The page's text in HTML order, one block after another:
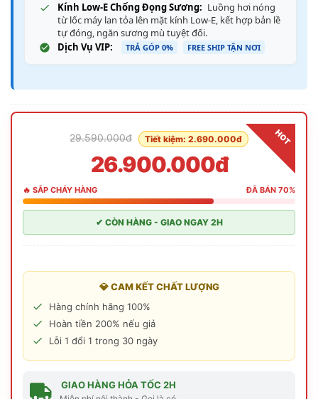
Kính Low-E Chống Đọng Sương: Luồng hơi nóng
từ lốc máy lan tỏa lên mặt kính Low-E, kết hợp bản lề
tự đóng, ngăn sương mù tuyệt đối.
Dịch Vụ VIP:
TRẢ GÓP 0% FREE SHIP TẬN NƠI
HOT
29.590.000đ Tiết kiệm: 2.690.000đ
26.900.000đ
🔥 SẮP CHÁY HÀNG ĐÃ BÁN 70%
✔ CÒN HÀNG - GIAO NGAY 2H
💎 CAM KẾT CHẤT LƯỢNG
Hàng chính hãng 100%
Hoàn tiền 200% nếu giả
Lỗi 1 đổi 1 trong 30 ngày
GIAO HÀNG HỎA TỐC 2H